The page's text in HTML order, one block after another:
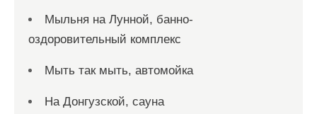
Мыльня на Лунной, банно-
оздоровительный комплекс
Мыть так мыть, автомойка
На Донгузской, сауна